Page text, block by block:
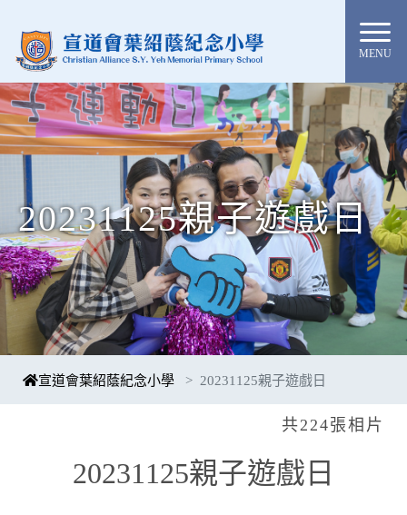
MENU
20231125親子遊戲日
宣道會葉紹蔭紀念小學 20231125親子遊戲日
共224張相片
20231125親子遊戲日